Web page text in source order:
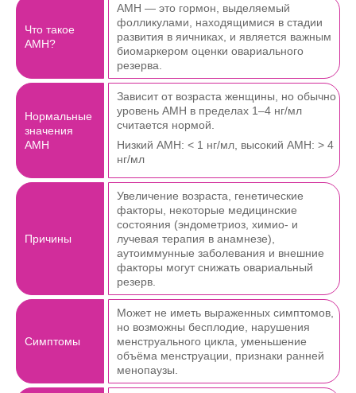
Что такое
AMH?
AMH — это гормон, выделяемый
фолликулами, находящимися в стадии
развития в яичниках, и является важным
биомаркером оценки овариального
резерва.
Нормальные
значения
AMH
Зависит от возраста женщины, но обычно
уровень AMH в пределах 1–4 нг/мл
считается нормой.
Низкий AMH: < 1 нг/мл, высокий AMH: > 4
нг/мл
Причины
Увеличение возраста, генетические
факторы, некоторые медицинские
состояния (эндометриоз, химио- и
лучевая терапия в анамнезе),
аутоиммунные заболевания и внешние
факторы могут снижать овариальный
резерв.
Симптомы
Может не иметь выраженных симптомов,
но возможны бесплодие, нарушения
менструального цикла, уменьшение
объёма менструации, признаки ранней
менопаузы.